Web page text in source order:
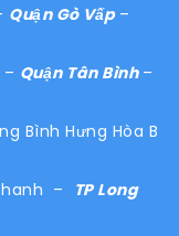
Quận Gò Vấp –
– Quận Tân Bình –
Bình Hưng Hòa B
–
TP Long